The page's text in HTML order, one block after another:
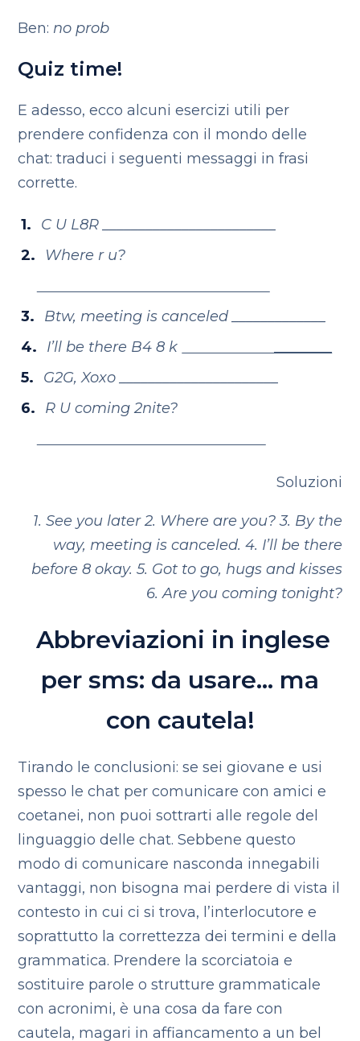
Ben: no prob
Quiz time!
E adesso, ecco alcuni esercizi utili per
prendere confidenza con il mondo delle
chat: traduci i seguenti messaggi in frasi
corrette.
C U L8R ________________________
Where r u?
Btw, meeting is canceled _____________
I’ll be there B4 8 k
G2G, Xoxo ______________________
R U coming 2nite?
Soluzioni
1. See you later 2. Where are you?3. By the
way, meeting is canceled. 4. I’ll be there
before 8 okay. 5. Got to go, hugs and kisses
6. Are you coming tonight?
Abbreviazioni in inglese
per sms: da usare… ma
con cautela!
Tirando le conclusioni: se sei giovane e usi
spesso le chat per comunicare con amici e
coetanei, non puoi sottrarti alle regole del
linguaggio delle chat. Sebbene questo
modo di comunicare nasconda innegabili
vantaggi, non bisogna mai perdere di vista il
contesto in cui ci si trova, l’interlocutore e
soprattutto la correttezza dei termini e della
grammatica. Prendere la scorciatoia e
sostituire parole o strutture grammaticale
con acronimi, è una cosa da fare con
cautela, magari in affiancamento a un bel